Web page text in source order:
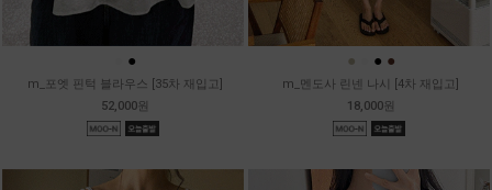
●
m_포엣 핀턱 블라우스 [35차 재입고]
52,000원
● ● ●
m_멘도사 린넨 나시 [4차 재입고]
18,000원